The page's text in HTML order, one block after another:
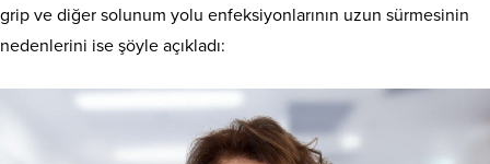
grip ve diğer solunum yolu enfeksiyonlarının uzun sürmesinin
nedenlerini ise şöyle açıkladı: